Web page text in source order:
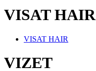
VISAT HAIR
VISAT HAIR
VIZET